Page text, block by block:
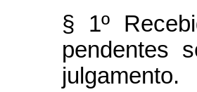
§ 1º
pendentes
julgamento.